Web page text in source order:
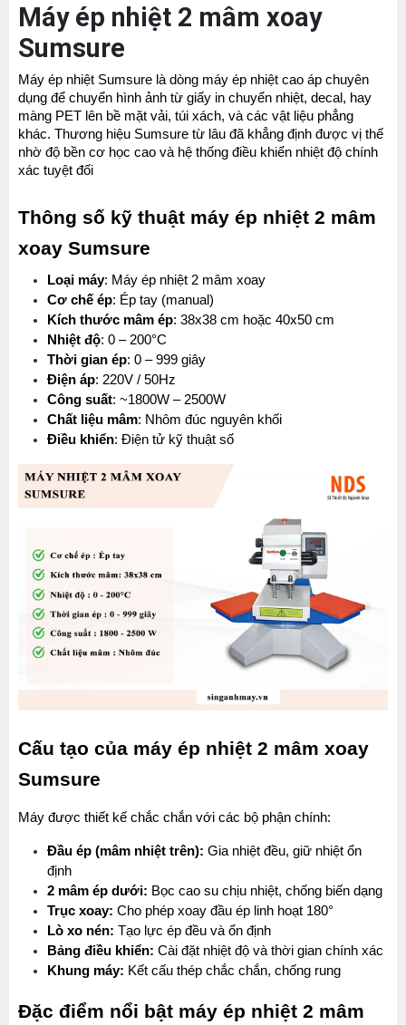
Máy ép nhiệt 2 mâm xoay
Sumsure
Máy ép nhiệt Sumsure là dòng máy ép nhiệt cao áp chuyên
dụng để chuyển hình ảnh từ giấy in chuyển nhiệt, decal, hay
màng PET lên bề mặt vải, túi xách, và các vật liệu phẳng
khác. Thương hiệu Sumsure từ lâu đã khẳng định được vị thế
nhờ độ bền cơ học cao và hệ thống điều khiển nhiệt độ chính
xác tuyệt đối
Thông số kỹ thuật máy ép nhiệt 2 mâm
xoay Sumsure
Loại máy: Máy ép nhiệt 2 mâm xoay
Cơ chế ép: Ép tay (manual)
Kích thước mâm ép: 38x38 cm hoặc 40x50 cm
Nhiệt độ: 0 – 200°C
Thời gian ép: 0 – 999 giây
Điện áp: 220V / 50Hz
Công suất: ~1800W – 2500W
Chất liệu mâm: Nhôm đúc nguyên khối
Điều khiển: Điện tử kỹ thuật số
Cấu tạo của máy ép nhiệt 2 mâm xoay
Sumsure
Máy được thiết kế chắc chắn với các bộ phận chính:
Đầu ép (mâm nhiệt trên): Gia nhiệt đều, giữ nhiệt ổn
định
2 mâm ép dưới: Bọc cao su chịu nhiệt, chống biến dạng
Trục xoay: Cho phép xoay đầu ép linh hoạt 180°
Lò xo nén: Tạo lực ép đều và ổn định
Bảng điều khiển: Cài đặt nhiệt độ và thời gian chính xác
Khung máy: Kết cấu thép chắc chắn, chống rung
Đặc điểm nổi bật máy ép nhiệt 2 mâm